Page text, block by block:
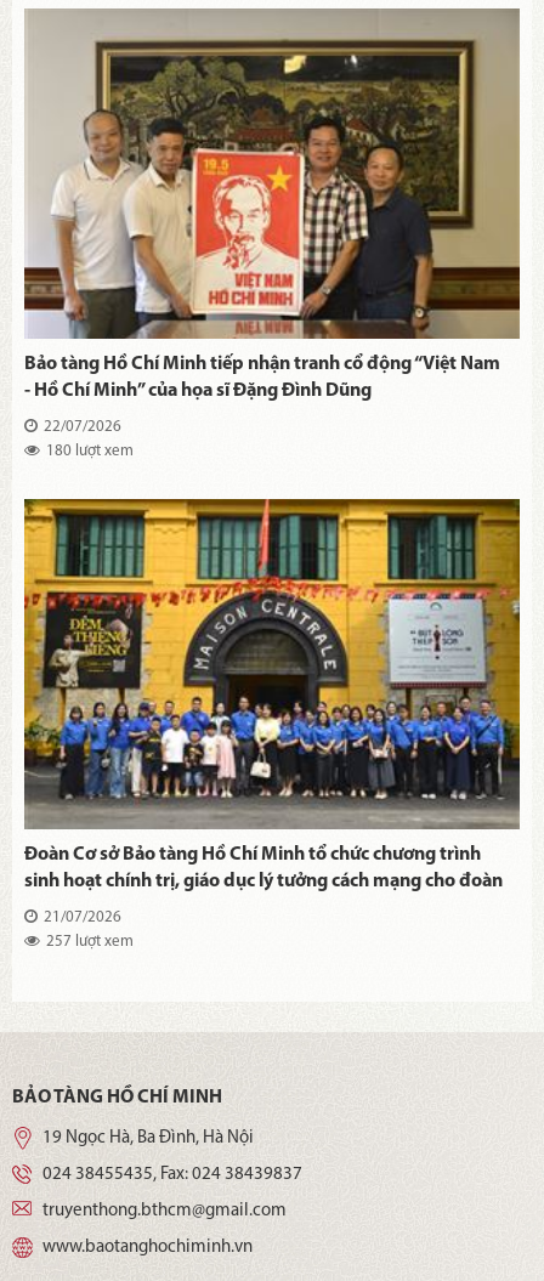
Bảo tàng Hồ Chí Minh tiếp nhận tranh cổ động “Việt Nam
- Hồ Chí Minh” của họa sĩ Đặng Đình Dũng
22/07/2026
180 lượt xem
Đoàn Cơ sở Bảo tàng Hồ Chí Minh tổ chức chương trình
sinh hoạt chính trị, giáo dục lý tưởng cách mạng cho đoàn
viên, thanh niên tại Di tích Nhà tù Hỏa Lò
21/07/2026
257 lượt xem
BẢO TÀNG HỒ CHÍ MINH
19 Ngọc Hà, Ba Đình, Hà Nội
024 38455435, Fax: 024 38439837
truyenthong.bthcm@gmail.com
www.baotanghochiminh.vn